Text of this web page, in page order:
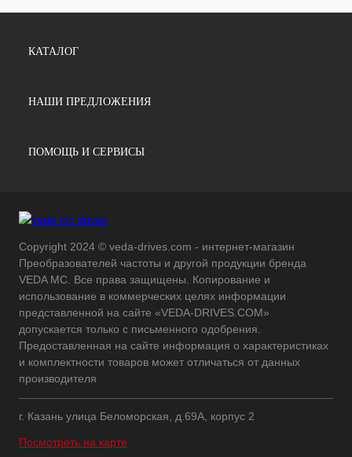
КАТАЛОГ
НАШИ ПРЕДЛОЖЕНИЯ
ПОМОЩЬ И СЕРВИСЫ
Copyright 2024 © veda-drives.com - интернет-магазин
Преобразователей частоты и другой продукции бренда
VEDA MC. Все права защищены. Копирование и
использование в коммерческих целях информации
представленной на сайте «VEDA-DRIVES.COM»
допускается только с письменного одобрения.
Предоставленная на сайте информация о характеристиках
и комплектности товаров может отличаться от данных
производителя
г. Казань улица Беломорская, д.69А, корпус 2
Посмотреть на карте